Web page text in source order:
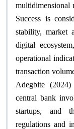
multidimensional
Success is
stability, market
digital
operational
transaction
Adegbite
central bank
startups, and
regulations and